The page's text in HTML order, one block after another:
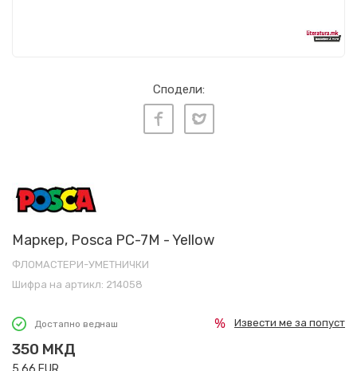
Сподели:
Маркер, Posca PC-7M - Yellow
ФЛОМАСТЕРИ-УМЕТНИЧКИ
Шифра на артикл: 214058
Достапно веднаш
350 МКД
Извести ме за попуст